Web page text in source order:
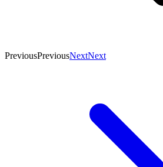
PreviousPreviousNextNext